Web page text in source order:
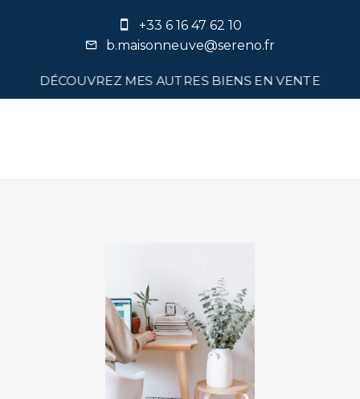
+33 6 16 47 62 10
b.maisonneuve@sereno.fr
DÉCOUVREZ MES AUTRES BIENS EN VENTE